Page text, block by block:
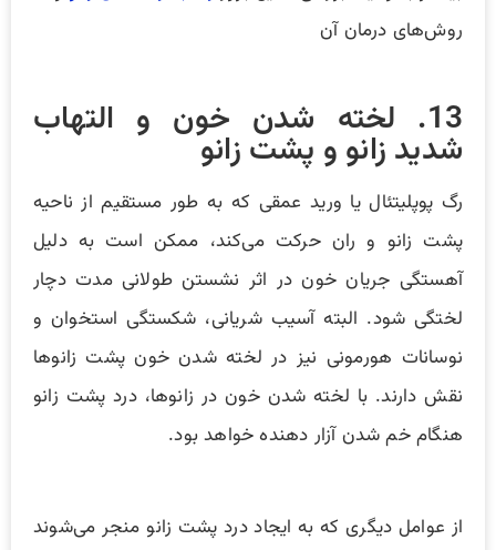
روش‌های درمان آن
13. لخته شدن خون و التهاب
شدید زانو و پشت زانو
رگ پوپلیتئال یا ورید عمقی که به طور مستقیم از ناحیه
پشت زانو و ران حرکت می‌کند، ممکن است به دلیل
آهستگی جریان خون در اثر نشستن طولانی مدت دچار
لختگی شود. البته آسیب شریانی، شکستگی استخوان و
نوسانات هورمونی نیز در لخته شدن خون پشت زانوها
نقش دارند.‌ با لخته شدن خون در زانوها، درد پشت زانو
هنگام خم شدن آزار دهنده خواهد بود.
از عوامل دیگری که به ایجاد درد پشت زانو منجر می‌شوند